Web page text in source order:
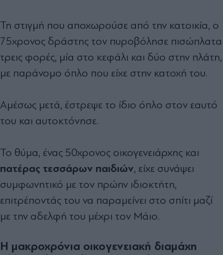
Τη στιγμή που αποχωρούσε από την κατοικία, ο
75χρονος δράστης τον πυροβόλησε πισώπλατα
τρεις φορές, μία στο κεφάλι και δύο στην πλάτη,
με παράνομο όπλο που είχε στην κατοχή του.
Αμέσως μετά, έστρεψε το ίδιο όπλο στον εαυτό
του και αυτοκτόνησε.
Το θύμα, ένας 50χρονος οικογενειάρχης και
πατέρας τεσσάρων παιδιών, είχε συνάψει
συμφωνητικό με τον πρώην ιδιοκτήτη,
επιτρέποντάς του να παραμείνει στο σπίτι μαζί
με την αδελφή του μέχρι τον Μάιο.
Η μακροχρόνια οικογενειακή διαμάχη